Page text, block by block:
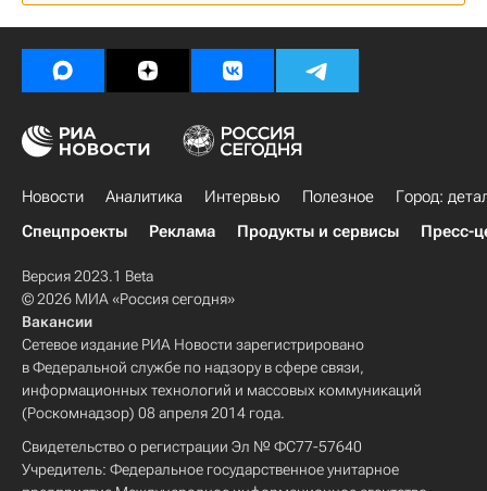
Новости Аналитика Интервью Полезное
Город:
Спецпроекты
Реклама Продукты и сервисы Пресс-
Версия 2023.1 Beta
© 2026 МИА «Россия сегодня»
Вакансии
Сетевое издание РИА Новости зарегистрировано
в Федеральной службе по надзору в сфере связи,
информационных технологий и массовых коммуникаций
(Роскомнадзор) 08 апреля 2014 года.
Свидетельство о регистрации Эл № ФС77-57640
Учредитель: Федеральное государственное унитарное